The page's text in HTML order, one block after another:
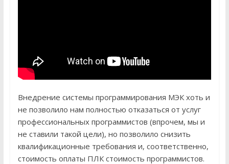
Внедрение системы программирования МЭК хоть и
не позволило нам полностью отказаться от услуг
профессиональных программистов (впрочем, мы и
не ставили такой цели), но позволило снизить
квалификационные требования и, соответственно,
стоимость оплаты ПЛК стоимость программистов.